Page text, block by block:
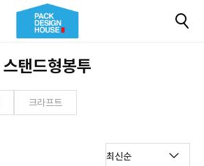
스탠드형봉투
크라프트